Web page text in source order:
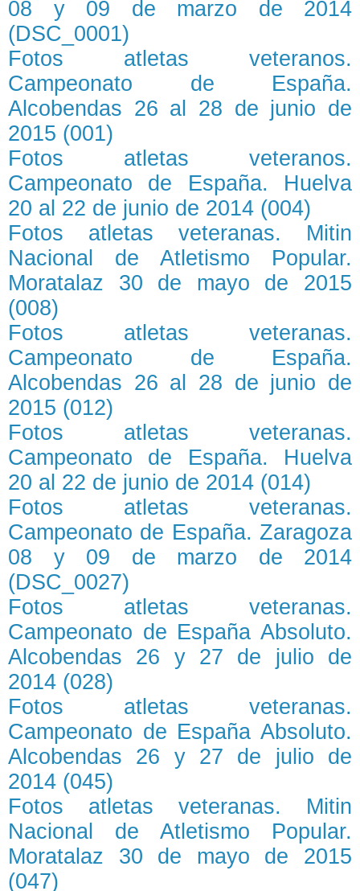
08 y 09 de marzo de 2014
(DSC_0001)
Fotos atletas veteranos.
Campeonato de España.
Alcobendas 26 al 28 de junio de
2015 (001)
Fotos atletas veteranos.
Campeonato de España. Huelva
20 al 22 de junio de 2014 (004)
Fotos atletas veteranas. Mitin
Nacional de Atletismo Popular.
Moratalaz 30 de mayo de 2015
(008)
Fotos atletas veteranas.
Campeonato de España.
Alcobendas 26 al 28 de junio de
2015 (012)
Fotos atletas veteranas.
Campeonato de España. Huelva
20 al 22 de junio de 2014 (014)
Fotos atletas veteranas.
Campeonato de España. Zaragoza
08 y 09 de marzo de 2014
(DSC_0027)
Fotos atletas veteranas.
Campeonato de España Absoluto.
Alcobendas 26 y 27 de julio de
2014 (028)
Fotos atletas veteranas.
Campeonato de España Absoluto.
Alcobendas 26 y 27 de julio de
2014 (045)
Fotos atletas veteranas. Mitin
Nacional de Atletismo Popular.
Moratalaz 30 de mayo de 2015
(047)